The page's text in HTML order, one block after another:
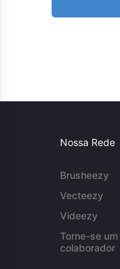
Nossa Rede
Brusheezy
Vecteezy
Videezy
Torne-se um
colaborador